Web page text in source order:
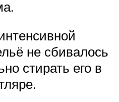
не сбивалось
стирать его в